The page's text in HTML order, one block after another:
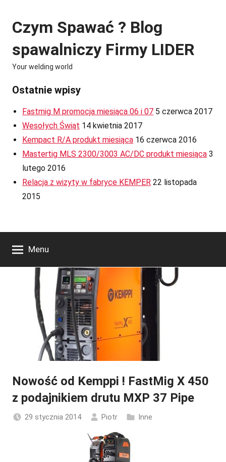
content
Czym Spawać ? Blog
spawalniczy Firmy LIDER
Your welding world
Ostatnie wpisy
Fastmig M promocja miesiąca 06 i 07 5 czerwca 2017
Wesołych Świąt 14 kwietnia 2017
Kempact R/A produkt miesiąca 16 czerwca 2016
Mastertig MLS 2300/3003 AC/DC produkt miesiąca 3
lutego 2016
Relacja z wizyty w fabryce KEMPER 22 listopada
2015
Menu
Nowość od Kemppi ! FastMig X 450
z podajnikiem drutu MXP 37 Pipe
29 stycznia 2014 Piotr Inne